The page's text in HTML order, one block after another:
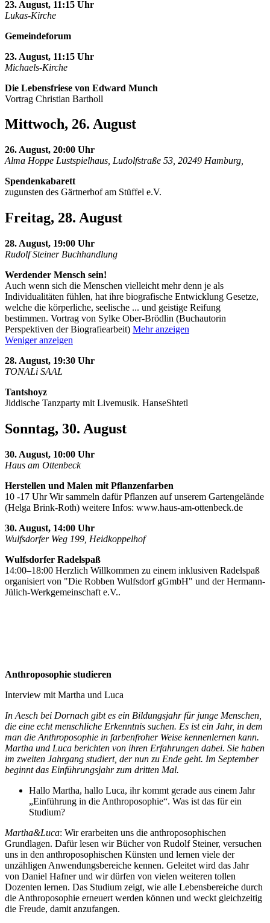
23. August, 11:15 Uhr
Lukas-Kirche
Gemeindeforum
23. August, 11:15 Uhr
Michaels-Kirche
Die Lebensfriese von Edward Munch
Vortrag Christian Bartholl
Mittwoch, 26. August
26. August, 20:00 Uhr
Alma Hoppe Lustspielhaus, Ludolfstraße 53, 20249 Hamburg,
Spendenkabarett
zugunsten des Gärtnerhof am Stüffel e.V.
Freitag, 28. August
28. August, 19:00 Uhr
Rudolf Steiner Buchhandlung
Werdender Mensch sein!
Auch wenn sich die Menschen vielleicht mehr denn je als
Individualitäten fühlen, hat ihre biografische Entwicklung Gesetze,
welche die körperliche, seelische ... und geistige Reifung
bestimmen. Vortrag von Sylke Ober-Brödlin (Buchautorin
Perspektiven der Biografiearbeit) Mehr anzeigen
Weniger anzeigen
28. August, 19:30 Uhr
TONALi SAAL
Tantshoyz
Jiddische Tanzparty mit Livemusik. HanseShtetl
Sonntag, 30. August
30. August, 10:00 Uhr
Haus am Ottenbeck
Herstellen und Malen mit Pflanzenfarben
10 -17 Uhr Wir sammeln dafür Pflanzen auf unserem Gartengelände
(Helga Brink-Roth) weitere Infos: www.haus-am-ottenbeck.de
30. August, 14:00 Uhr
Wulfsdorfer Weg 199, Heidkoppelhof
Wulfsdorfer Radelspaß
14:00–18:00 Herzlich Willkommen zu einem inklusiven Radelspaß
organisiert von "Die Robben Wulfsdorf gGmbH" und der Hermann-
Jülich-Werkgemeinschaft e.V..
Anthroposophie studieren
Interview mit Martha und Luca
In Aesch bei Dornach gibt es ein Bildungsjahr für junge Menschen,
die eine echt menschliche Erkenntnis suchen. Es ist ein Jahr, in dem
man die Anthroposophie in farbenfroher Weise kennenlernen kann.
Martha und Luca berichten von ihren Erfahrungen dabei. Sie haben
im zweiten Jahrgang studiert, der nun zu Ende geht. Im September
beginnt das Einführungsjahr zum dritten Mal.
Hallo Martha, hallo Luca, ihr kommt gerade aus einem Jahr
„Einführung in die Anthroposophie“. Was ist das für ein
Studium?
Martha&Luca: Wir erarbeiten uns die anthroposophischen
Grundlagen. Dafür lesen wir Bücher von Rudolf Steiner, versuchen
uns in den anthroposophischen Künsten und lernen viele der
unzähligen Anwendungsbereiche kennen. Geleitet wird das Jahr
von Daniel Hafner und wir dürfen von vielen weiteren tollen
Dozenten lernen. Das Studium zeigt, wie alle Lebensbereiche durch
die Anthroposophie erneuert werden können und weckt gleichzeitig
die Freude, damit anzufangen.